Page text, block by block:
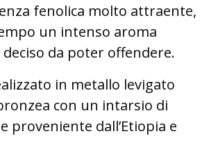
fenolica molto attraente,
un intenso aroma
da poter offendere.
in metallo levigato
con un intarsio di
proveniente dall’Etiopia e